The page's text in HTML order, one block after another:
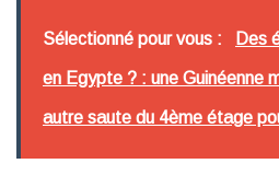
Sélectionné pour vous : Des
en Egypte ? : une Guinéenne
autre saute du 4ème étage